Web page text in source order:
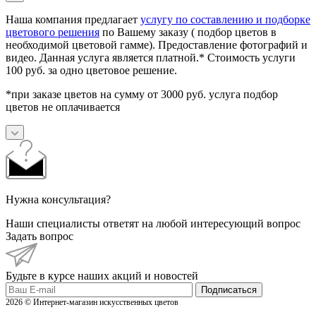
Наша компания предлагает услугу по составлению и подборке
цветового решения по Вашему заказу ( подбор цветов в
необходимой цветовой гамме). Предоставление фотографий и
видео. Данная услуга является платной.* Стоимость услуги
100 руб. за одно цветовое решение.
*при заказе цветов на сумму от 3000 руб. услуга подбор
цветов не оплачивается
Нужна консультация?
Наши специалисты ответят на любой интересующий вопрос
Задать вопрос
Будьте в курсе наших акций и новостей
Подписаться
2026 © Интернет-магазин искусственных цветов